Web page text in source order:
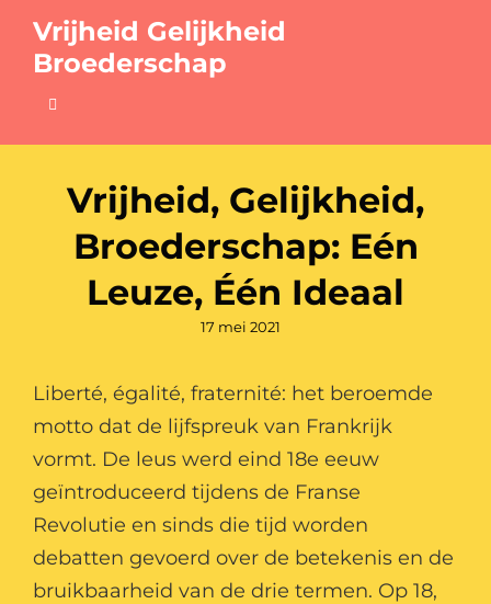
Vrijheid Gelijkheid
Broederschap
Vrijheid, Gelijkheid,
Broederschap: Eén
Leuze, Één Ideaal
Gepubliceerd
17 mei 2021
Liberté, égalité, fraternité: het beroemde
motto dat de lijfspreuk van Frankrijk
vormt. De leus werd eind 18e eeuw
geïntroduceerd tijdens de Franse
Revolutie en sinds die tijd worden
debatten gevoerd over de betekenis en de
bruikbaarheid van de drie termen. Op 18,